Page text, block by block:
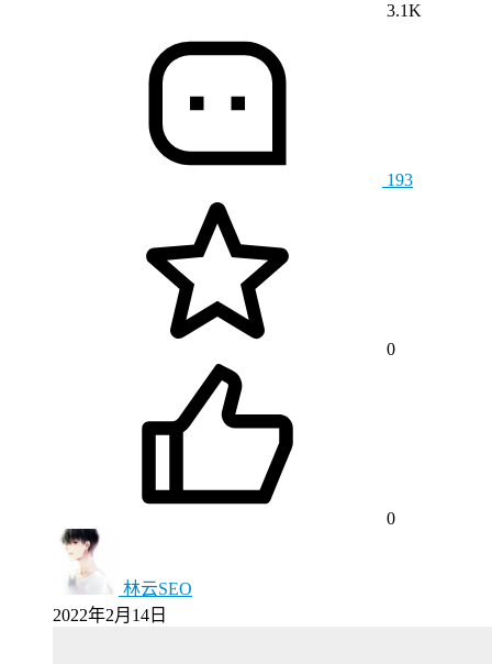
3.1K
193
0
0
林云SEO
2022年2月14日